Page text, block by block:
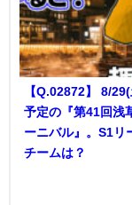
【Q.02872】 8/
予定の『第41回浅
ーニバル』。S1リ
チームは？